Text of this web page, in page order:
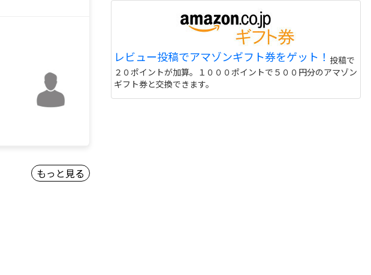
もっと見る
レビュー投稿でアマゾンギフト券をゲット！ 投稿で
２０ポイントが加算。１０００ポイントで５００円分のアマゾン
ギフト券と交換できます。